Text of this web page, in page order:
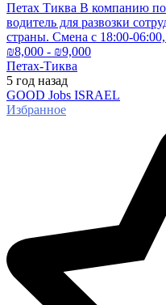
Петах Тиква В компанию по
водитель для развозки
страны. Смена с 18:00-
₪8,000 - ₪9,000
Петах-Тиква
5 год назад
GOOD Jobs ISRAEL
Избранное